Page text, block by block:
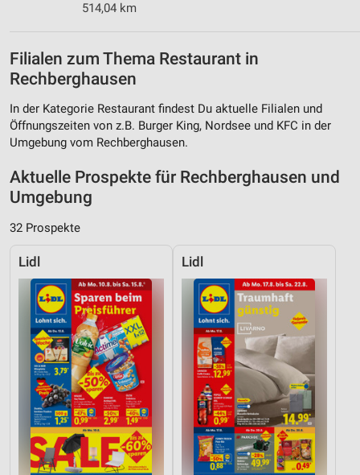
514,04 km
Filialen zum Thema Restaurant in
Rechberghausen
In der Kategorie Restaurant findest Du aktuelle Filialen und
Öffnungszeiten von z.B. Burger King, Nordsee und KFC in der
Umgebung vom Rechberghausen.
Aktuelle Prospekte für Rechberghausen und
Umgebung
32 Prospekte
Lidl Lidl